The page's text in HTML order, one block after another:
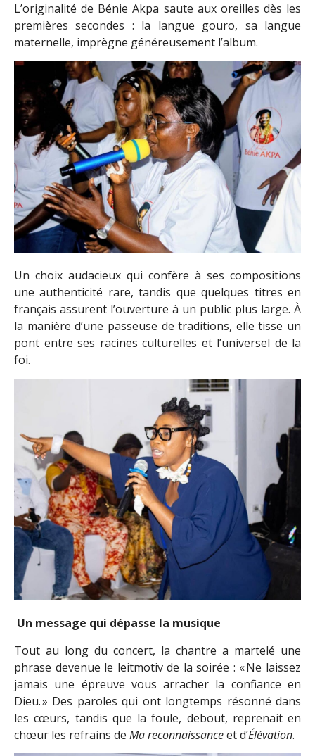
L’originalité de Bénie Akpa saute aux oreilles dès les
premières secondes : la langue gouro, sa langue
maternelle, imprègne généreusement l’album.
Un choix audacieux qui confère à ses compositions
une authenticité rare, tandis que quelques titres en
français assurent l’ouverture à un public plus large. À
la manière d’une passeuse de traditions, elle tisse un
pont entre ses racines culturelles et l’universel de la
foi.
Un message qui dépasse la musique
Tout au long du concert, la chantre a martelé une
phrase devenue le leitmotiv de la soirée : « Ne laissez
jamais une épreuve vous arracher la confiance en
Dieu. » Des paroles qui ont longtemps résonné dans
les cœurs, tandis que la foule, debout, reprenait en
chœur les refrains de Ma reconnaissanceet d’Élévation.